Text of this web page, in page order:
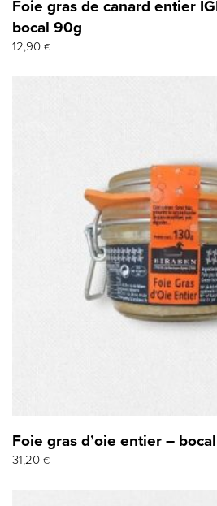
Foie gras de canard entier
bocal 90g
12,90 €
Foie gras d’oie entier –
31,20 €